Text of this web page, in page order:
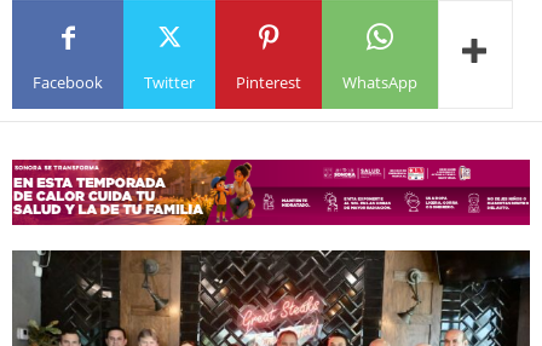
Facebook Twitter Pinterest WhatsApp